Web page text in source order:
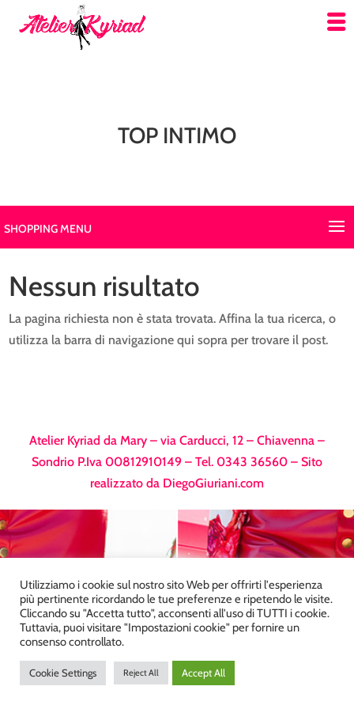
TOP INTIMO
SHOPPING MENU
Nessun risultato
La pagina richiesta non è stata trovata. Affina la tua ricerca, o
utilizza la barra di navigazione qui sopra per trovare il post.
Atelier Kyriad da Mary – via Carducci, 12 – Chiavenna –
Sondrio P.Iva 00812910149 – Tel. 0343 36560 – Sito
realizzato da DiegoGiuriani.com
Utilizziamo i cookie sul nostro sito Web per offrirti l'esperienza
più pertinente ricordando le tue preferenze e ripetendo le visite.
Cliccando su "Accetta tutto", acconsenti all'uso di TUTTI i cookie.
Tuttavia, puoi visitare "Impostazioni cookie" per fornire un
consenso controllato.
Cookie Settings Reject All Accept All